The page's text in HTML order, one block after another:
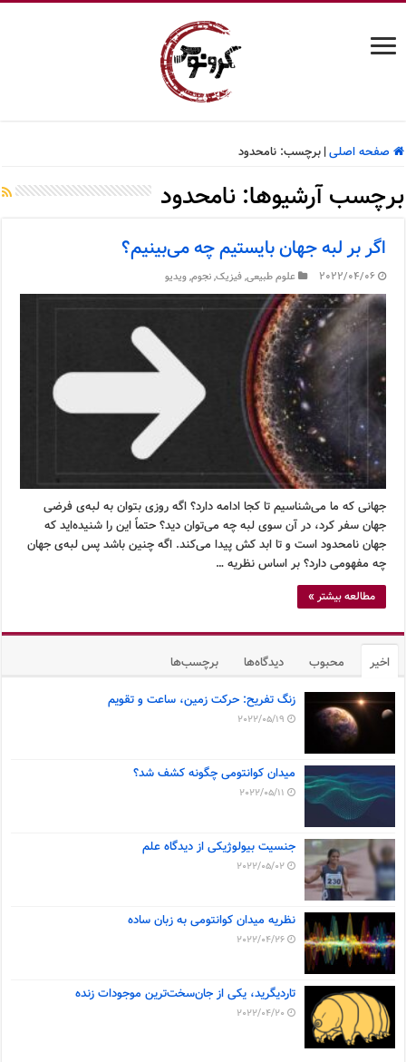
صفحه اصلی| برچسب:نامحدود
برچسب آرشیوها:نامحدود
اگر بر لبه جهان بایستیم چه می‌بینیم؟
2022/04/06 علوم طبیعی,فیزیک,نجوم,ویدیو
جهانی که ما می‌شناسیم تا کجا ادامه دارد؟ اگه روزی بتوان به لبه‌ی فرضی
جهان سفر کرد، در آن سوی لبه چه می‌توان دید؟ حتماً این را شنیده‌اید که
جهان نامحدود است و تا ابد کش پیدا می‌کند. اگه چنین باشد پس لبه‌ی جهان
چه مفهومی دارد؟ بر اساس نظریه …
مطالعه بیشتر »
اخیر محبوب دیدگاه‌ها برچسب‌ها
زنگ تفریح: حرکت زمین، ساعت و تقویم
2022/05/19
میدان کوانتومی چگونه کشف شد؟
2022/05/11
جنسیت بیولوژیکی از دیدگاه علم
2022/05/02
نظریه میدان کوانتومی به زبان ساده
2022/04/26
تاردیگرید، یکی از جان‌سخت‌ترین موجودات زنده
2022/04/20